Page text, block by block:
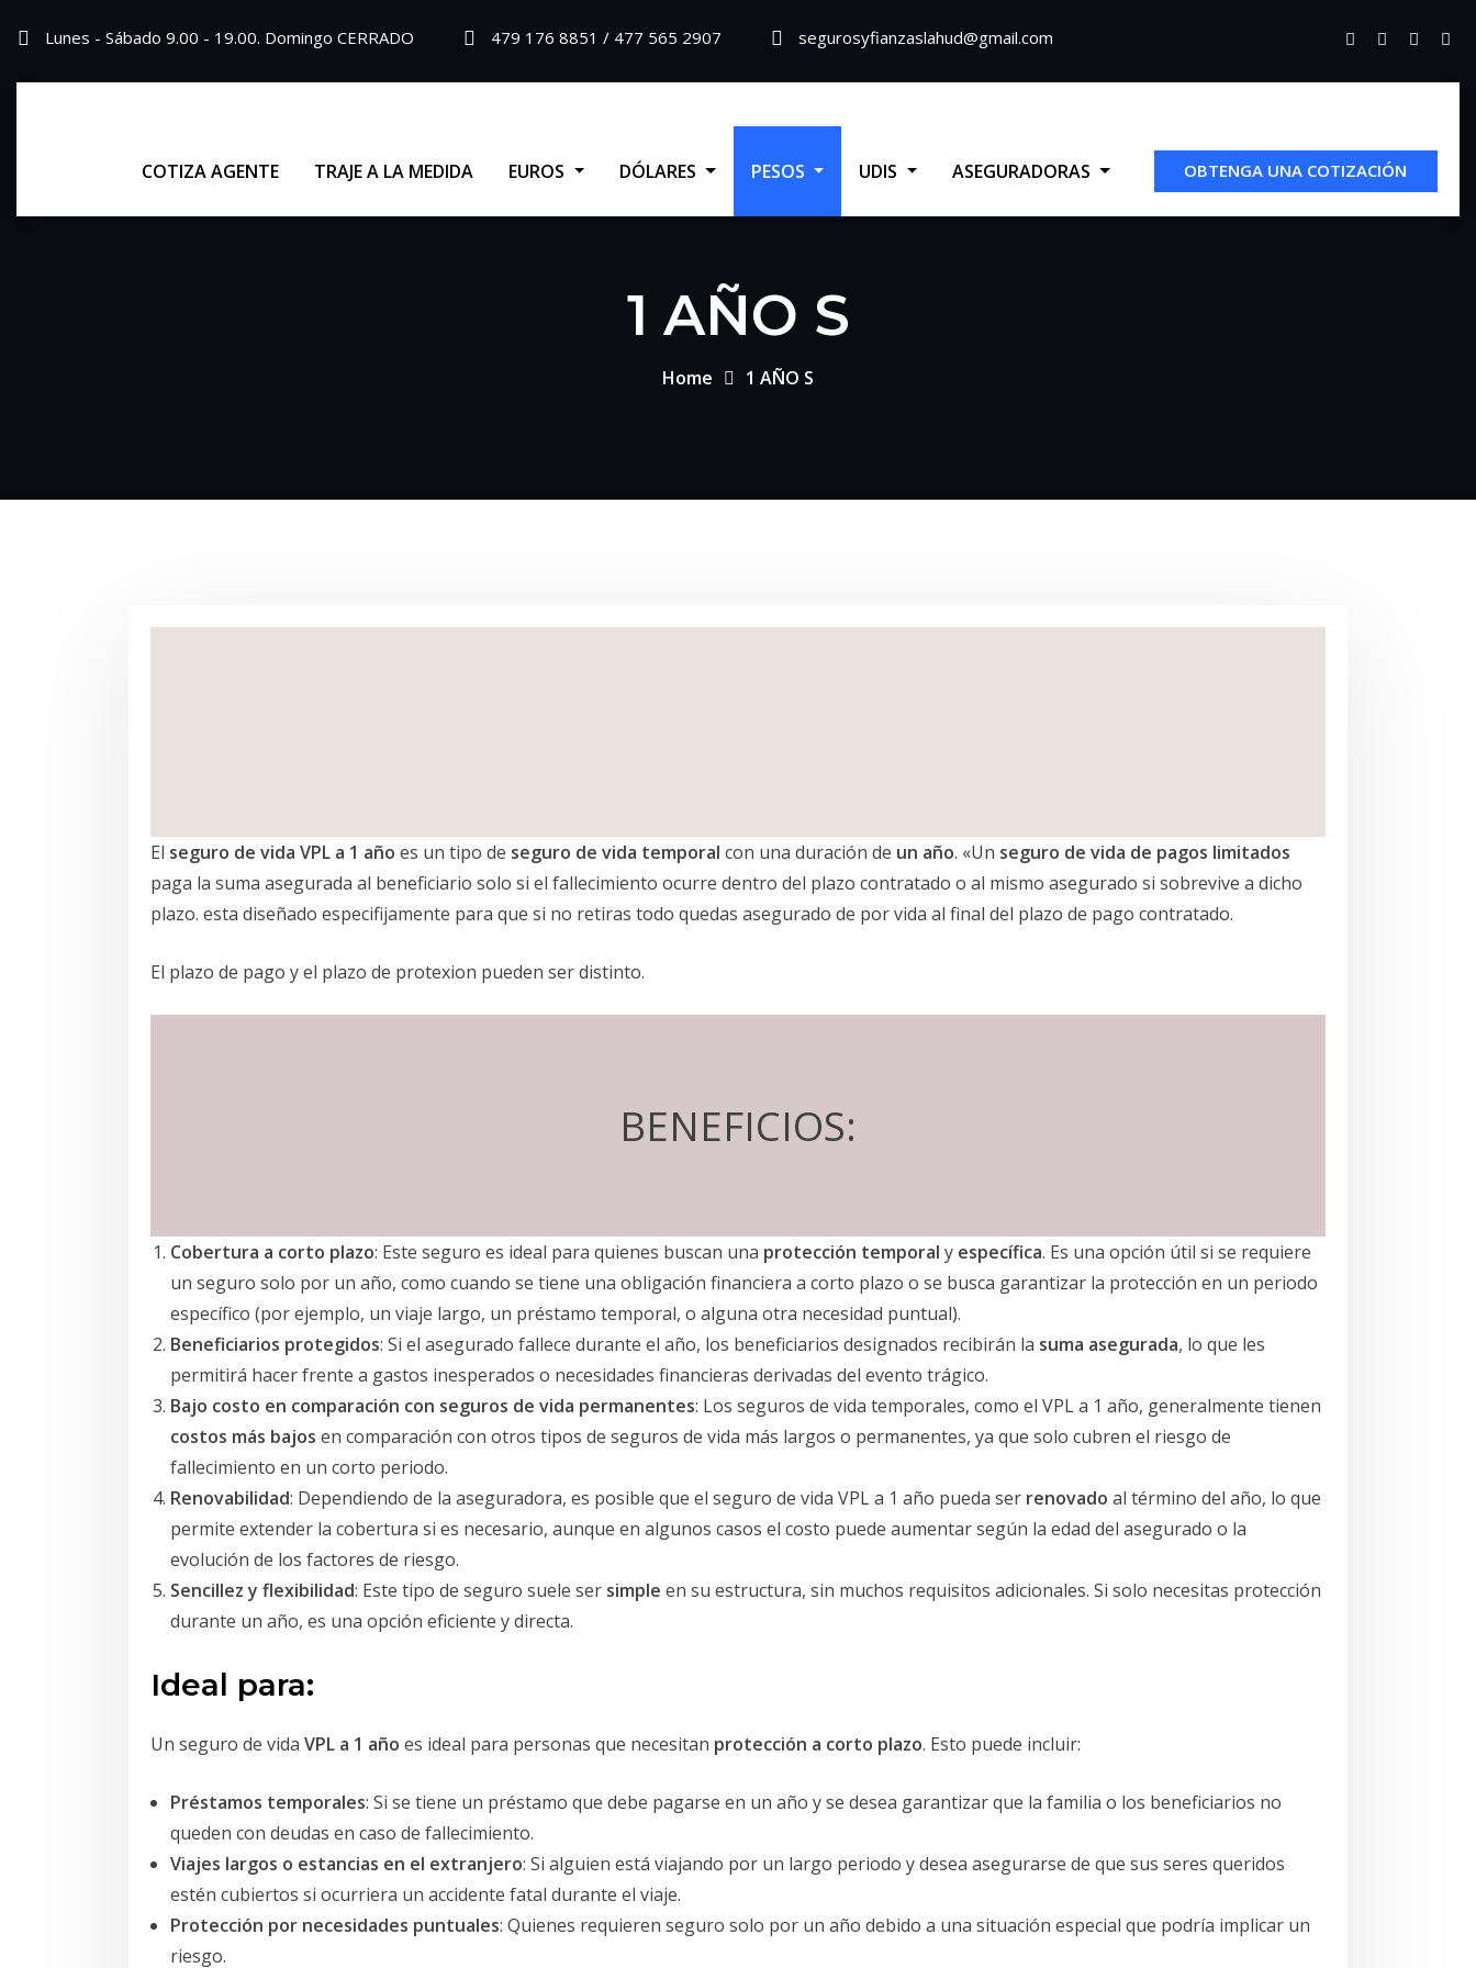
Lunes - Sábado 9.00 - 19.00. Domingo CERRADO 479 176 8851 / 477 565 2907 segurosyfianzaslahud@gmail.com
COTIZA AGENTE TRAJE A LA MEDIDA EUROS DÓLARES PESOS UDIS ASEGURADORAS OBTENGA UNA COTIZACIÓN
1 AÑO S
Home 1 AÑO S
El seguro de vida VPL a 1 año es un tipo de seguro de vida temporal con una duración de un año. «Un seguro de vida de pagos limitados
paga la suma asegurada al beneficiario solo si el fallecimiento ocurre dentro del plazo contratado o al mismo asegurado si sobrevive a dicho
plazo. esta diseñado especifijamente para que si no retiras todo quedas asegurado de por vida al final del plazo de pago contratado.
El plazo de pago y el plazo de protexion pueden ser distinto.
BENEFICIOS:
Cobertura a corto plazo: Este seguro es ideal para quienes buscan una protección temporal y específica. Es una opción útil si se requiere
un seguro solo por un año, como cuando se tiene una obligación financiera a corto plazo o se busca garantizar la protección en un periodo
específico (por ejemplo, un viaje largo, un préstamo temporal, o alguna otra necesidad puntual).
Beneficiarios protegidos: Si el asegurado fallece durante el año, los beneficiarios designados recibirán la suma asegurada, lo que les
permitirá hacer frente a gastos inesperados o necesidades financieras derivadas del evento trágico.
Bajo costo en comparación con seguros de vida permanentes: Los seguros de vida temporales, como el VPL a 1 año, generalmente tienen
costos más bajos en comparación con otros tipos de seguros de vida más largos o permanentes, ya que solo cubren el riesgo de
fallecimiento en un corto periodo.
Renovabilidad: Dependiendo de la aseguradora, es posible que el seguro de vida VPL a 1 año pueda ser renovado al término del año, lo que
permite extender la cobertura si es necesario, aunque en algunos casos el costo puede aumentar según la edad del asegurado o la
evolución de los factores de riesgo.
Sencillez y flexibilidad: Este tipo de seguro suele ser simple en su estructura, sin muchos requisitos adicionales. Si solo necesitas protección
durante un año, es una opción eficiente y directa.
Ideal para:
Un seguro de vida VPL a 1 año es ideal para personas que necesitan protección a corto plazo. Esto puede incluir:
Préstamos temporales: Si se tiene un préstamo que debe pagarse en un año y se desea garantizar que la familia o los beneficiarios no
queden con deudas en caso de fallecimiento.
Viajes largos o estancias en el extranjero: Si alguien está viajando por un largo periodo y desea asegurarse de que sus seres queridos
estén cubiertos si ocurriera un accidente fatal durante el viaje.
Protección por necesidades puntuales: Quienes requieren seguro solo por un año debido a una situación especial que podría implicar un
riesgo.